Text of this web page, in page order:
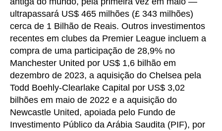
ultrapassará US$ 465 milhões (£ 343 milhões)
cerca de 1 Bilhão de Reais. Outros investimentos
recentes em clubes da Premier League incluem a
compra de uma participação de 28,9% no
Manchester United por US$ 1,6 bilhão em
dezembro de 2023, a aquisição do Chelsea pela
Todd Boehly-Clearlake Capital por US$ 3,02
bilhões em maio de 2022 e a aquisição do
Newcastle United, apoiada pelo Fundo de
Investimento Público da Arábia Saudita (PIF), por